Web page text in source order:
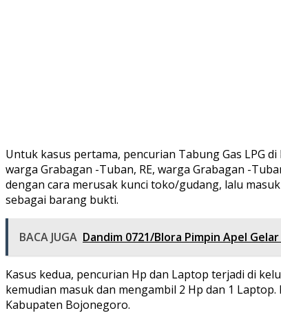
Untuk kasus pertama, pencurian Tabung Gas LPG
warga Grabagan -Tuban, RE, warga Grabagan -
dengan cara merusak kunci toko/gudang, lalu
sebagai barang bukti.
BACA JUGA Dandim 0721/Blora Pimpin Apel
Kasus kedua, pencurian Hp dan Laptop terjadi di
kemudian masuk dan mengambil 2 Hp dan 1
Kabupaten Bojonegoro.